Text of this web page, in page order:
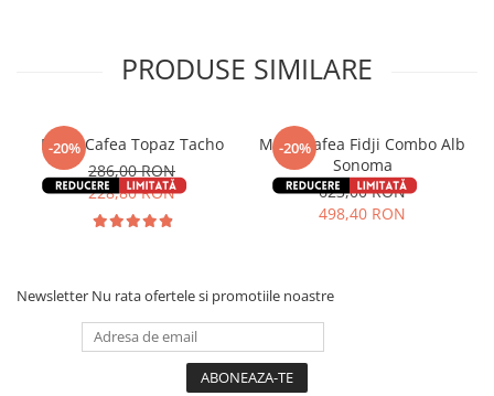
PRODUSE SIMILARE
-20%
Masa Cafea Topaz Tacho
286,00 RON
228,80 RON
-20%
Masa Cafea Fidji Combo Alb
Sonoma
623,00 RON
498,40 RON
Newsletter Nu rata ofertele si promotiile noastre